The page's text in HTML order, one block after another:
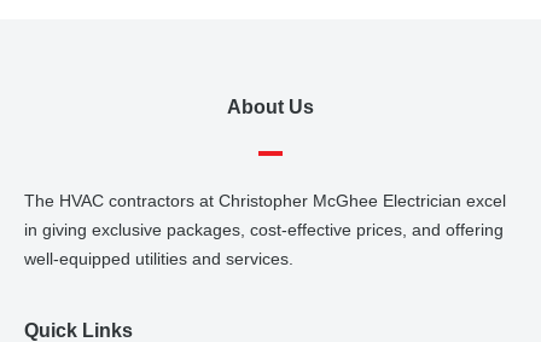
About Us
The HVAC contractors at Christopher McGhee Electrician excel
in giving exclusive packages, cost-effective prices, and offering
well-equipped utilities and services.
Quick Links